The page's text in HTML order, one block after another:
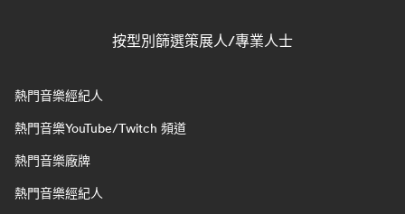
按型別篩選策展人/專業人士
熱門音樂經紀人
熱門音樂YouTube/Twitch 頻道
熱門音樂廠牌
熱門音樂經紀人